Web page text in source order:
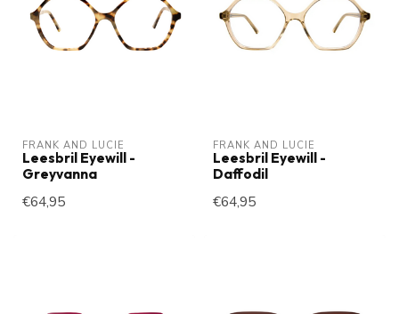
FRANK AND LUCIE
Leesbril Eyewill -
Greyvanna
€64,95
FRANK AND LUCIE
Leesbril Eyewill -
Daffodil
€64,95